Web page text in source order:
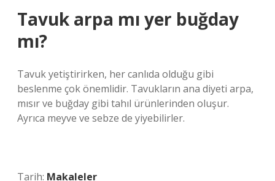
Tavuk arpa mı yer buğday
mı?
Tavuk yetiştirirken, her canlıda olduğu gibi
beslenme çok önemlidir. Tavukların ana diyeti arpa,
mısır ve buğday gibi tahıl ürünlerinden oluşur.
Ayrıca meyve ve sebze de yiyebilirler.
Tarih: Makaleler